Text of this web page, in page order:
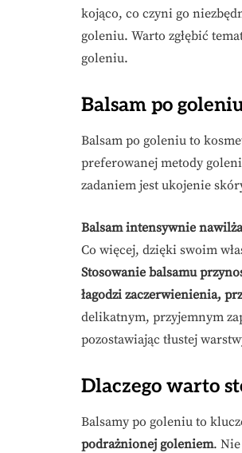
kojąco, co czyni go
goleniu. Warto zgłębić
goleniu.
Balsam po
Balsam po goleniu to
preferowanej metody
zadaniem jest ukojenie
Balsam intensywnie
Co więcej, dzięki swoim
Stosowanie balsamu
łagodzi zaczerwienienia,
delikatnym, przyjemnym
pozostawiając tłustej
Dlaczego warto
Balsamy po goleniu to
podrażnionej goleniem.